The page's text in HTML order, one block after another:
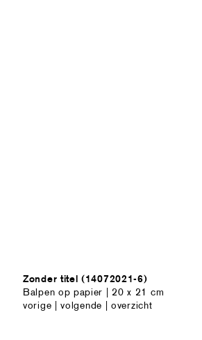
Zonder titel (14072021-6)
Balpen op papier | 20 x 21 cm
vorige |volgende |overzicht